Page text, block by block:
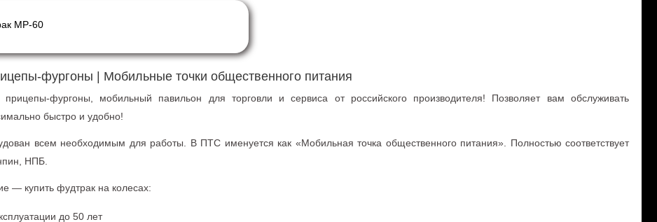
МР-60
фургоны | Мобильные точки общественного питания
фургоны, мобильный павильон для торговли и сервиса от российского производителя! Позволяет вам обслуживать
быстро и удобно!
всем необходимым для работы. В ПТС именуется как «Мобильная точка общественного питания». Полностью соответствует
НПБ.
— купить фудтрак на колесах:
до 50 лет